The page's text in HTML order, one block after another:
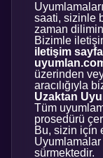
saati, sizinle
zaman
Bizimle
iletişim
üzerinden
aracılığıyla
Uzaktan
Tüm
prosedürü
Bu, sizin için
sürmektedir.